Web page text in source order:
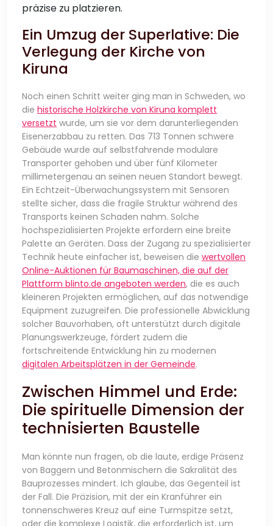
präzise zu platzieren.
Ein Umzug der Superlative: Die
Verlegung der Kirche von
Kiruna
Noch einen Schritt weiter ging man in Schweden, wo
die historische Holzkirche von Kiruna komplett
versetzt wurde, um sie vor dem darunterliegenden
Eisenerzabbau zu retten. Das 713 Tonnen schwere
Gebäude wurde auf selbstfahrende modulare
Transporter gehoben und über fünf Kilometer
millimetergenau an seinen neuen Standort bewegt.
Ein Echtzeit-Überwachungssystem mit Sensoren
stellte sicher, dass die fragile Struktur während des
Transports keinen Schaden nahm. Solche
hochspezialisierten Projekte erfordern eine breite
Palette an Geräten. Dass der Zugang zu spezialisierter
Technik heute einfacher ist, beweisen die wertvollen
Online-Auktionen für Baumaschinen, die auf der
Plattform blinto.de angeboten werden, die es auch
kleineren Projekten ermöglichen, auf das notwendige
Equipment zuzugreifen. Die professionelle Abwicklung
solcher Bauvorhaben, oft unterstützt durch digitale
Planungswerkzeuge, fördert zudem die
fortschreitende Entwicklung hin zu modernen
digitalen Arbeitsplätzen in der Gemeinde.
Zwischen Himmel und Erde:
Die spirituelle Dimension der
technisierten Baustelle
Man könnte nun fragen, ob die laute, erdige Präsenz
von Baggern und Betonmischern die Sakralität des
Bauprozesses mindert. Ich glaube, das Gegenteil ist
der Fall. Die Präzision, mit der ein Kranführer ein
tonnenschweres Kreuz auf eine Turmspitze setzt,
oder die komplexe Logistik, die erforderlich ist, um